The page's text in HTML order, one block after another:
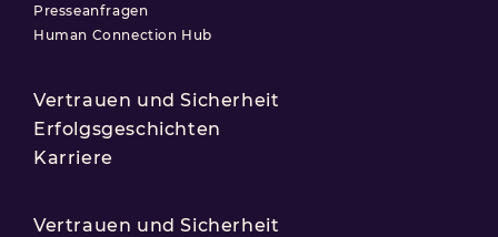
Presseanfragen
Human Connection Hub
Vertrauen und Sicherheit
Erfolgsgeschichten
Karriere
Vertrauen und Sicherheit